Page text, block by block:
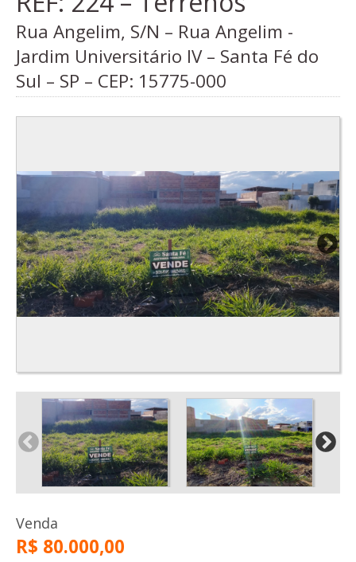
Rua Angelim, S/N – Rua Angelim -
Jardim Universitário IV – Santa Fé do
Sul – SP – CEP: 15775-000
Venda
R$ 80.000,00